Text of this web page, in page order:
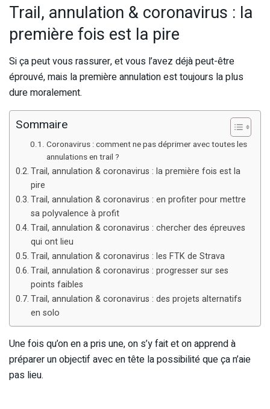
Trail, annulation & coronavirus : la
première fois est la pire
Si ça peut vous rassurer, et vous l’avez déjà peut-être
éprouvé, mais la première annulation est toujours la plus
dure moralement.
Sommaire
Coronavirus : comment ne pas déprimer avec toutes les
annulations en trail ?
Trail, annulation & coronavirus : la première fois est la
pire
Trail, annulation & coronavirus : en profiter pour mettre
sa polyvalence à profit
Trail, annulation & coronavirus : chercher des épreuves
qui ont lieu
Trail, annulation & coronavirus : les FTK de Strava
Trail, annulation & coronavirus : progresser sur ses
points faibles
Trail, annulation & coronavirus : des projets alternatifs
en solo
Une fois qu’on en a pris une, on s’y fait et on apprend à
préparer un objectif avec en tête la possibilité que ça n’aie
pas lieu.